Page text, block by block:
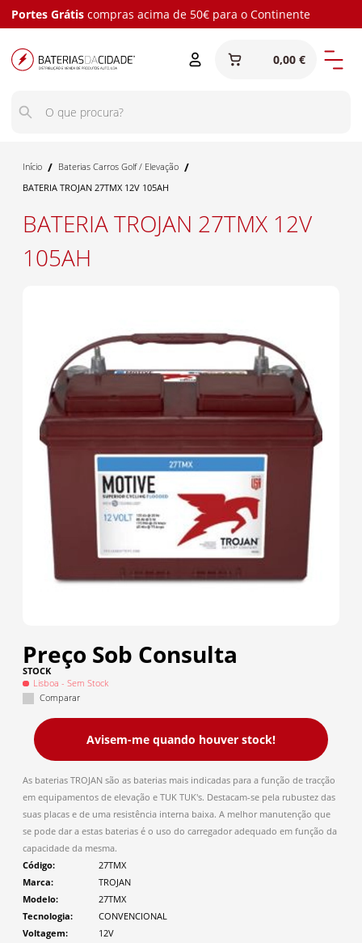
Portes Grátis compras acima de 50€ para o Continente
0,00 €
Início / Baterias Carros Golf / Elevação /
BATERIA TROJAN 27TMX 12V 105AH
BATERIA TROJAN 27TMX 12V
105AH
Preço Sob Consulta
STOCK
Lisboa - Sem Stock
Comparar
Avisem-me quando houver stock!
As baterias TROJAN são as baterias mais indicadas para a função de tracção
em equipamentos de elevação e TUK TUK's. Destacam-se pela rubustez das
suas placas e de uma resistência interna baixa. A melhor manutenção que
se pode dar a estas baterias é o uso do carregador adequado em função da
capacidade da mesma.
Código
27TMX
Marca
TROJAN
Modelo
27TMX
Tecnologia
CONVENCIONAL
Voltagem
12V